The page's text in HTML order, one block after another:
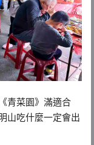
青菜園》滿適合
山吃什麼一定會出